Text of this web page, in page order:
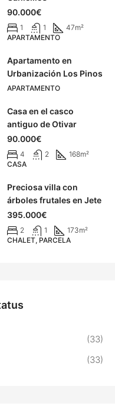
90.000€
1 1 47m²
APARTAMENTO
Apartamento en
Urbanización Los Pinos
APARTAMENTO
Casa en el casco
antiguo de Otivar
90.000€
4 2 168m²
CASA
Preciosa villa con
árboles frutales en Jete
395.000€
2 1 173m²
CHALET, PARCELA
(33)
(33)